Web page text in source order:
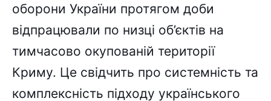
оборони України протягом доби
відпрацювали по низці об’єктів на
тимчасово окупованій території
Криму. Це свідчить про системність та
комплексність підходу українського